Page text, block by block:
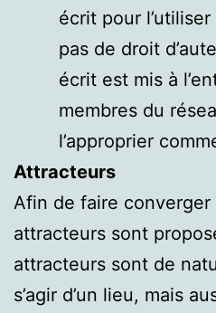
écrit pour
pas de droit
écrit est mis à
membres du
l’approprier
Attracteurs
Afin de faire
attracteurs sont
attracteurs sont de
s’agir d’un lieu, mais